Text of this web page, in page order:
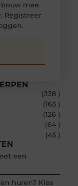
(338 )
(163 )
(126 )
(64 )
(45 )
een
huren? Kies
mee
Registreer